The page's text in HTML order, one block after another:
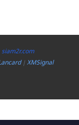
siam2r.com
|XMSignal